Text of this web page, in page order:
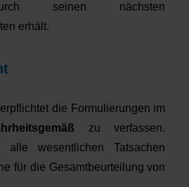
seinen nächsten
erhält.
die Formulierungen im
zu verfassen.
alle wesentlichen Tatsachen
für die Gesamtbeurteilung von